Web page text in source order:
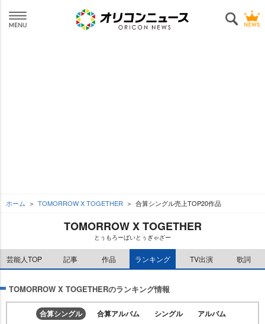
ホーム TOMORROW X TOGETHER 合算シングル売上TOP20作品
TOMORROW X TOGETHER
とぅもろーばいとぅぎゃざー
芸能人TOP 記事 作品 ランキング TV出演 歌詞
TOMORROW X TOGETHERのランキング情報
合算シングル 合算アルバム シングル
アルバム